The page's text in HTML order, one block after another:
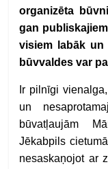
organizēta
gan
visiem labāk un
būvvaldes var
Ir pilnīgi
un
būvatļaujām
Jēkabpils
nesaskaņojot ar